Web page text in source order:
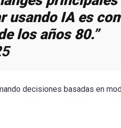
usando IA es
los años 80.”
decisiones basadas en